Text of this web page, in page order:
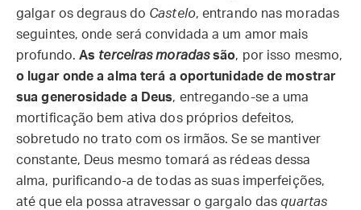
galgar os degraus do Castelo, entrando nas moradas
seguintes, onde será convidada a um amor mais
profundo. As terceiras moradassão, por isso mesmo,
o lugar onde a alma terá a oportunidade de mostrar
sua generosidade a Deus, entregando-se a uma
mortificação bem ativa dos próprios defeitos,
sobretudo no trato com os irmãos. Se se mantiver
constante, Deus mesmo tomará as rédeas dessa
alma, purificando-a de todas as suas imperfeições,
até que ela possa atravessar o gargalo das quartas